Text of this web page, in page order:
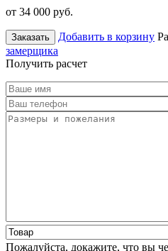
от 34 000 руб.
Заказать Добавить в корзину
замерщика
Получить расчет
Пожалуйста, докажите, что вы